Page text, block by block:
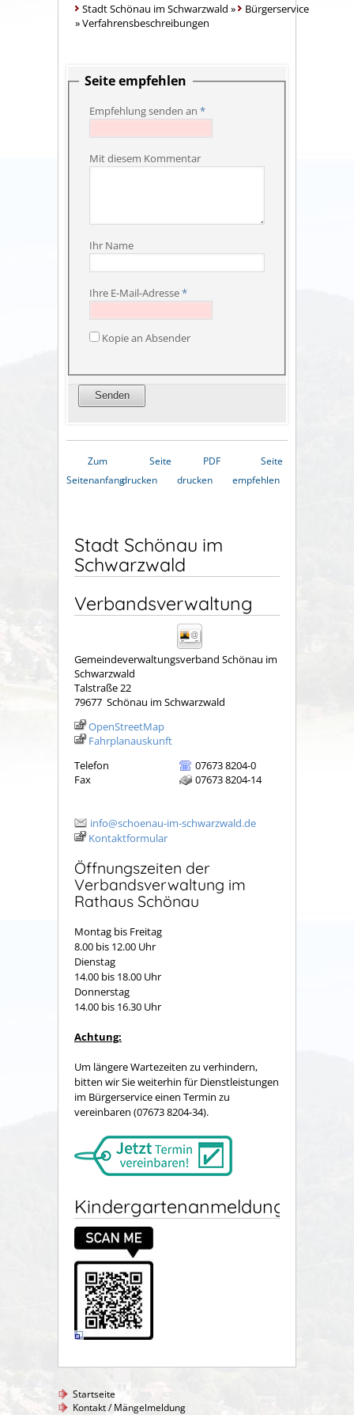
Stadt Schönau im Schwarzwald »
Bürgerservice
»Verfahrensbeschreibungen
Seite empfehlen
Empfehlung senden an *
Mit diesem Kommentar
Ihr Name
Ihre E-Mail-Adresse*
Kopie an Absender
Zum
Seitenanfang
Seite
drucken
PDF
drucken
Seite
empfehlen
Stadt Schönau im
Schwarzwald
Verbandsverwaltung
Gemeindeverwaltungsverband Schönau im
Schwarzwald
Talstraße 22
79677 Schönau im Schwarzwald
OpenStreetMap
Fahrplanauskunft
Telefon
07673 8204-0
Fax
07673 8204-14
info@schoenau-im-schwarzwald.de
Kontaktformular
Öffnungszeiten der
Verbandsverwaltung im
Rathaus Schönau
Montag bis Freitag
8.00 bis 12.00 Uhr
Dienstag
14.00 bis 18.00 Uhr
Donnerstag
14.00 bis 16.30 Uhr
Achtung:
Um längere Wartezeiten zu verhindern,
bitten wir Sie weiterhin für Dienstleistungen
im Bürgerservice einen Termin zu
vereinbaren (07673 8204-34).
Kindergartenanmeldung
Startseite
Kontakt / Mängelmeldung